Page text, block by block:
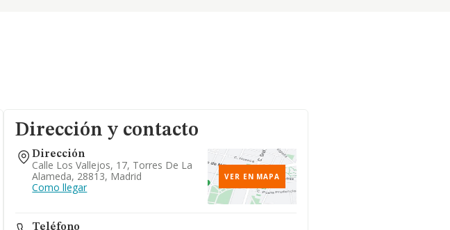
Dirección y contacto
Dirección
Calle Los Vallejos, 17, Torres De La
Alameda, 28813, Madrid
Como llegar
VER EN MAPA
Teléfono